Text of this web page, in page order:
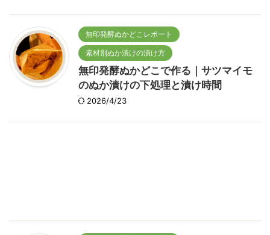
無印発酵ぬかどこレポート
素材別ぬか漬けの漬け方
無印発酵ぬかどこで作る｜サツマイモ
のぬか漬けの下処理と漬け時間
2026/4/23